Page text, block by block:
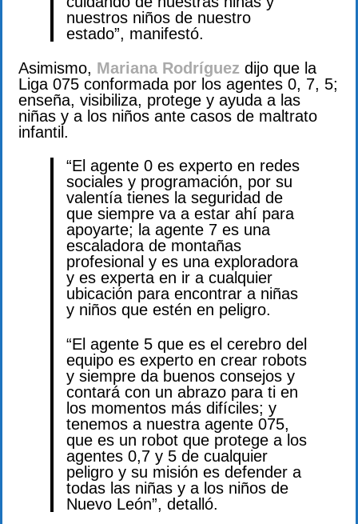
nuestros niños de nuestro
estado”, manifestó.
Asimismo, Mariana Rodríguez dijo que la
Liga 075 conformada por los agentes 0, 7, 5;
enseña, visibiliza, protege y ayuda a las
niñas y a los niños ante casos de maltrato
infantil.
“El agente 0 es experto en redes
sociales y programación, por su
valentía tienes la seguridad de
que siempre va a estar ahí para
apoyarte; la agente 7 es una
escaladora de montañas
profesional y es una exploradora
y es experta en ir a cualquier
ubicación para encontrar a niñas
y niños que estén en peligro.
“El agente 5 que es el cerebro del
equipo es experto en crear robots
y siempre da buenos consejos y
contará con un abrazo para ti en
los momentos más difíciles; y
tenemos a nuestra agente 075,
que es un robot que protege a los
agentes 0,7 y 5 de cualquier
peligro y su misión es defender a
todas las niñas y a los niños de
Nuevo León”, detalló.